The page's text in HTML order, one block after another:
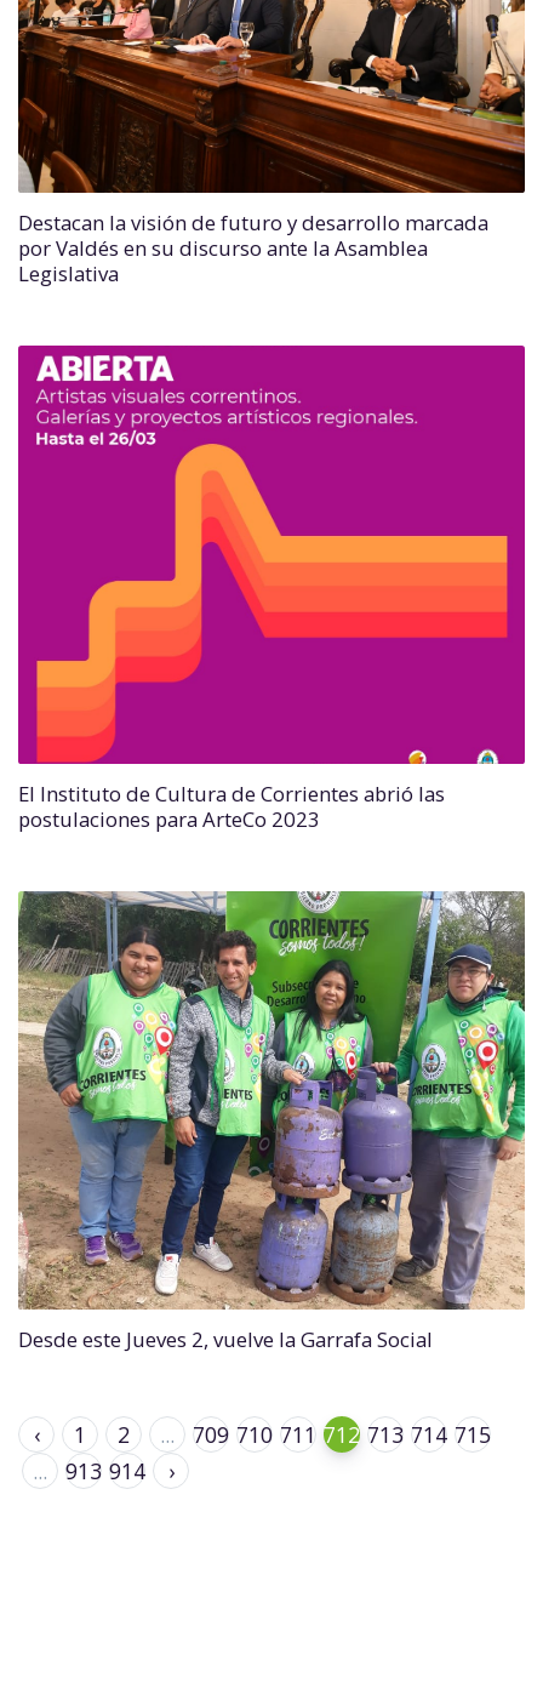
Destacan la visión de futuro y desarrollo marcada
por Valdés en su discurso ante la Asamblea
Legislativa
El Instituto de Cultura de Corrientes abrió las
postulaciones para ArteCo 2023
Desde este Jueves 2, vuelve la Garrafa Social
‹ 1 2 ... 709 710 711 712 713 714 715
...
913 914 ›